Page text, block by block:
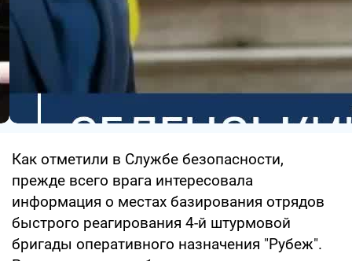
Как отметили в Службе безопасности,
прежде всего врага интересовала
информация о местах базирования отрядов
быстрого реагирования 4-й штурмовой
бригады оперативного назначения "Рубеж".